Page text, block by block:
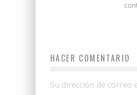
HACER COMENTARIO
Su dirección de correo